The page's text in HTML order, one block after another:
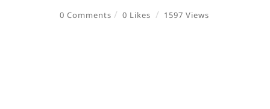
0 Comments 0 Likes 1597 Views